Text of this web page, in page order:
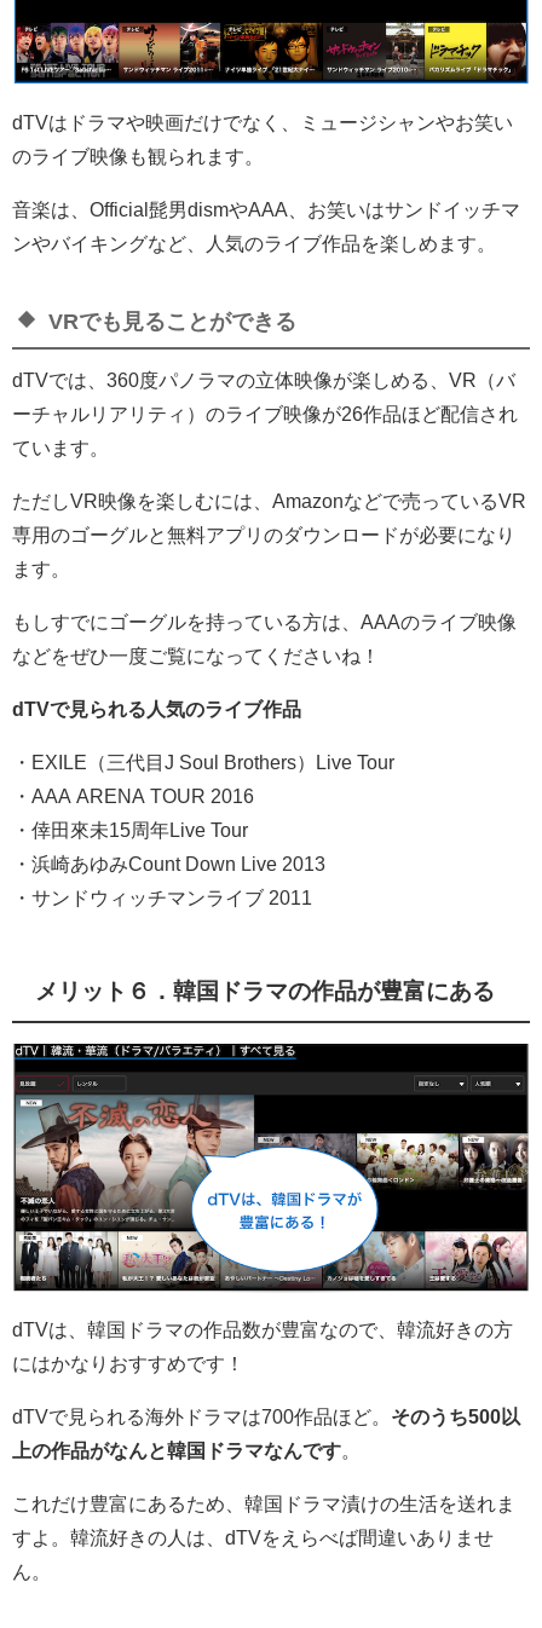
dTVはドラマや映画だけでなく、ミュージシャンやお笑い
のライブ映像も観られます。
音楽は、Official髭男dismやAAA、お笑いはサンドイッチマ
ンやバイキングなど、人気のライブ作品を楽しめます。
VRでも見ることができる
dTVでは、 360度パノラマの立体映像が楽しめる、VR（バ
ーチャルリアリティ）のライブ映像が26作品ほど配信され
ています
ただしVR映像を楽しむには、Amazonなどで売っているVR
専用のゴーグルと無料アプリのダウンロードが必要になり
ます。
もしすでにゴーグルを持っている方は、AAAのライブ映像
などをぜひ一度ご覧になってくださいね！
dTVで見られる人気のライブ作品
・EXILE（三代目J Soul Brothers）Live Tour
・AAA ARENA TOUR 2016
・倖田來未15周年Live Tour
・浜崎あゆみCount Down Live 2013
・サンドウィッチマンライブ 2011
メリット６．韓国ドラマの作品が豊富にある
dTVは、 韓国ドラマの作品数が豊富なので、韓流好きの方
にはかなりおすすめです ！
dTVで見られる海外ドラマは700作品ほど。 そのうち500以
上の作品がなんと韓国ドラマなんです。
これだけ豊富にあるため、韓国ドラマ漬けの生活を送れま
すよ。韓流好きの人は、dTVをえらべば間違いありませ
ん。